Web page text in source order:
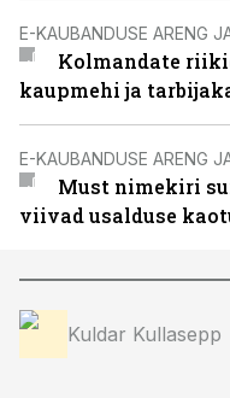
E-KAUBANDUSE ARENG
Kolmandate
kaupmehi ja
E-KAUBANDUSE ARENG
Must nimekiri
viivad usalduse
Kuldar Kullasepp